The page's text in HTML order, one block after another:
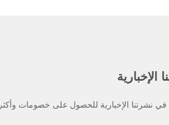
الإخبارية
نشرتنا الإخبارية للحصول على خصومات وأكثر.